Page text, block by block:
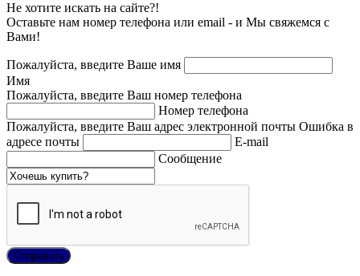
Не хотите искать на сайте?!
Оставьте нам номер телефона или email - и Мы свяжемся с
Вами!
Пожалуйста, введите Ваше имя
Имя
Пожалуйста, введите Ваш номер телефона
Номер телефона
Пожалуйста, введите Ваш адрес электронной почты Ошибка в
адресе почты
E-mail
Сообщение